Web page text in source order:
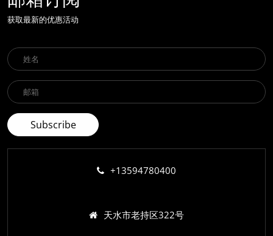
获取最新的优惠活动
+13594780400
天水市老持区322号